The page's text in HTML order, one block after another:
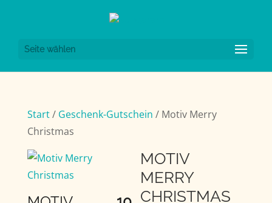
Seite wählen
Start/ Geschenk-Gutschein / Motiv Merry
Christmas
MOTIV
MERRY
CHRISTMAS